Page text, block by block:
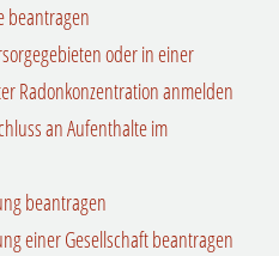
beantragen
oder in einer
Radonkonzentration anmelden
an Aufenthalte im
beantragen
einer Gesellschaft beantragen